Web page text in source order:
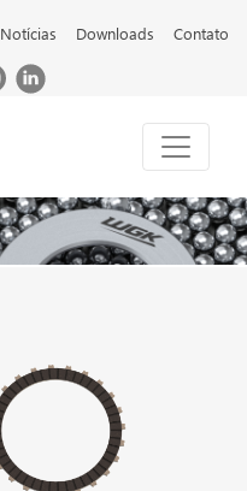
Notícias Downloads Contato